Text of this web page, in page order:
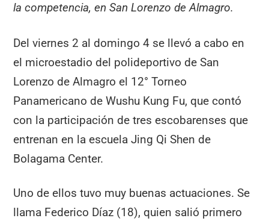
la competencia, en San Lorenzo de Almagro.
Del viernes 2 al domingo 4 se llevó a cabo en
el microestadio del polideportivo de San
Lorenzo de Almagro el 12° Torneo
Panamericano de Wushu Kung Fu, que contó
con la participación de tres escobarenses que
entrenan en la escuela Jing Qi Shen de
Bolagama Center.
Uno de ellos tuvo muy buenas actuaciones. Se
llama Federico Díaz (18), quien salió primero